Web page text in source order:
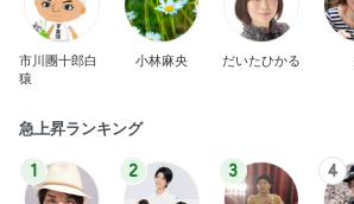
市川團十郎白
猿
小林麻央 だいたひかる
急上昇ランキング
1 2 3 4